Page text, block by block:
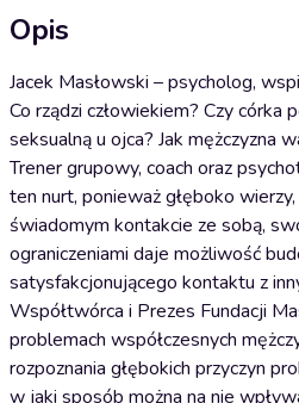
Opis
Jacek Masłowski – psycholog,
Co rządzi człowiekiem? Czy córka
seksualną u ojca? Jak mężczyzna
Trener grupowy, coach oraz
ten nurt, ponieważ głęboko
świadomym kontakcie ze sobą,
ograniczeniami daje możliwość
satysfakcjonującego kontaktu z
Współtwórca i Prezes Fundacji
problemach współczesnych
rozpoznania głębokich przyczyn
w jaki sposób można na nie